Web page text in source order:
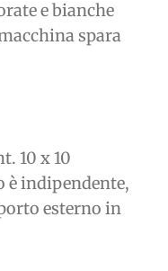
e bianche
spara
10 x 10
indipendente,
esterno in